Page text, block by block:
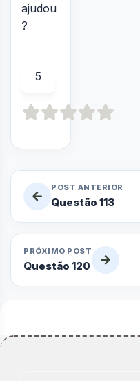
ajudou
?
5
POST ANTERIOR
Questão 113
PRÓXIMO POST
Questão 120